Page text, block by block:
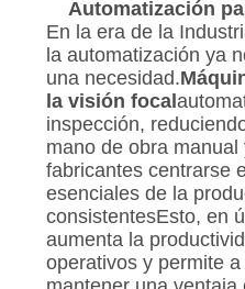
Automatización
En la era de la
la automatización ya
una necesidad.
la visión focal
inspección,
mano de obra
fabricantes centrarse
esenciales de la
consistentesEsto, en
aumenta la
operativos y permite